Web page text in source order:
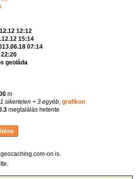
12:12
15:14
07:14
22:20
geoláda
m
sikertelen + 3 egyéb,grafikon
megtalálás hetente
on is.